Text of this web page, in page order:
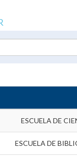
ESCUELA DE
ESCUELA DE